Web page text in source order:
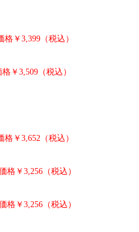
格￥3,399（税込）
￥3,509（税込）
格￥3,652（税込）
格￥3,256（税込）
格￥3,256（税込）